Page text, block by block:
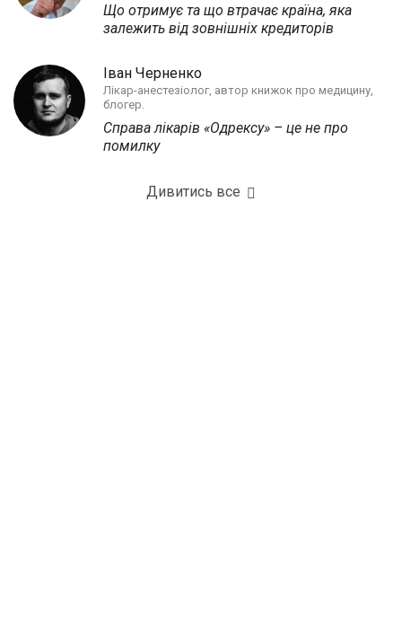
Що отримує та що втрачає країна, яка
залежить від зовнішніх кредиторів
Іван Черненко
Лікар-анестезіолог, автор книжок про медицину,
блогер.
Справа лікарів «Одрексу» – це не про
помилку
Дивитись все